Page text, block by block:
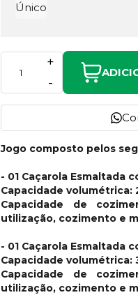
Único
-
+
Jogo composto pelos
- 01 Caçarola Esmaltada
Capacidade volumétrica:
Capacidade de
utilização, cozimento e
- 01 Caçarola Esmaltada
Capacidade volumétrica:
Capacidade de
utilização, cozimento e